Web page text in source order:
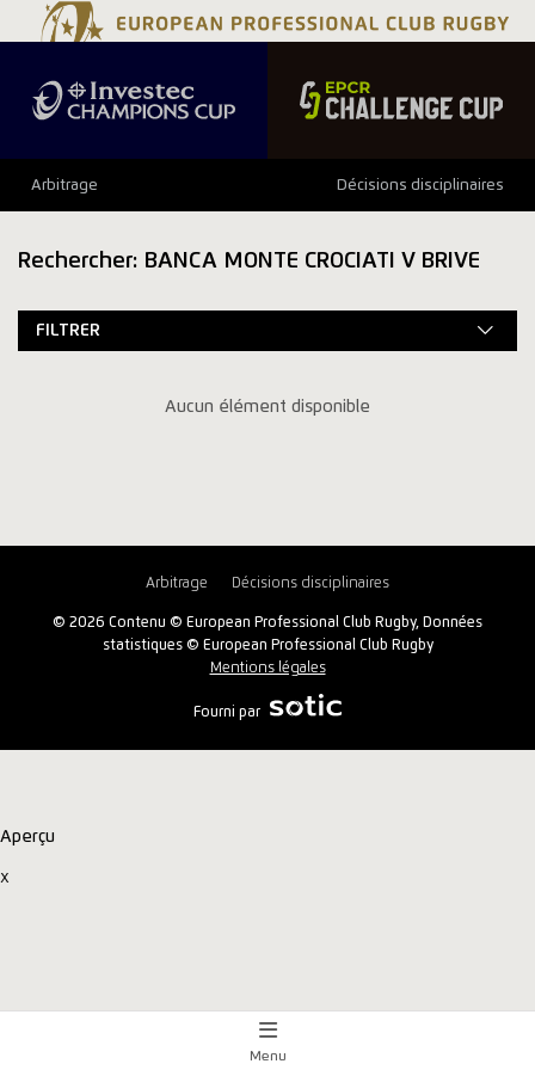
Arbitrage Décisions disciplinaires
Rechercher: BANCA MONTE CROCIATI V BRIVE
FILTRER
Aucun élément disponible
Arbitrage Décisions disciplinaires
© 2026 Contenu © European Professional Club Rugby, Données
statistiques © European Professional Club Rugby
Mentions légales
Fourni par
Aperçu
x
Menu